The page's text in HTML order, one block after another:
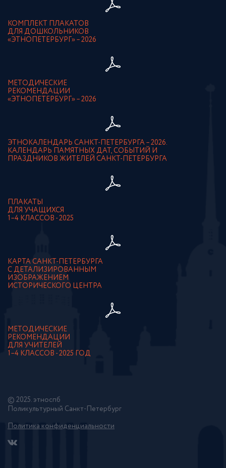
КОМПЛЕКТ ПЛАКАТОВ
ДЛЯ ДОШКОЛЬНИКОВ
«ЭТНОПЕТЕРБУРГ» – 2026
МЕТОДИЧЕСКИЕ
РЕКОМЕНДАЦИИ
«ЭТНОПЕТЕРБУРГ» – 2026
ЭТНОКАЛЕНДАРЬ САНКТ-ПЕТЕРБУРГА – 2026.
КАЛЕНДАРЬ ПАМЯТНЫХ ДАТ, СОБЫТИЙ И
ПРАЗДНИКОВ ЖИТЕЛЕЙ САНКТ-ПЕТЕРБУРГА
ПЛАКАТЫ
ДЛЯ УЧАЩИХСЯ
1–4 КЛАССОВ - 2025
КАРТА САНКТ-ПЕТЕРБУРГА
С ДЕТАЛИЗИРОВАННЫМ
ИЗОБРАЖЕНИЕМ
ИСТОРИЧЕСКОГО ЦЕНТРА
МЕТОДИЧЕСКИЕ
РЕКОМЕНДАЦИИ
ДЛЯ УЧИТЕЛЕЙ
1–4 КЛАССОВ - 2025 ГОД
© 2025. этноспб
Поликультурный Санкт-Петербург
Политика конфиденциальности